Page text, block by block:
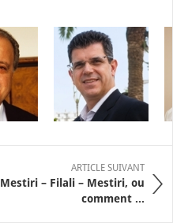
ARTICLE SUIVANT
Mestiri – Filali – Mestiri, ou
comment ...